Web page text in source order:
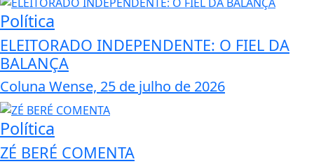
Política
ELEITORADO INDEPENDENTE: O FIEL DA
BALANÇA
Coluna Wense, 25 de julho de 2026
Política
ZÉ BERÉ COMENTA